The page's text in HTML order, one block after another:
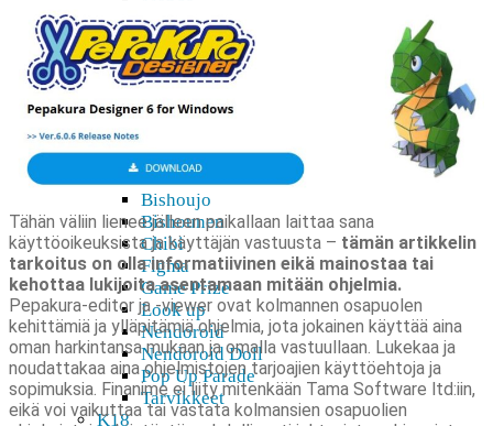
Taidekirjat & novellit
Digitaaliset tuotteet
3D-mallit
Pepakura
Doujin
Figuurit
Action figuurit
Akryylihahmot
Bishoujo
Bishounen
Chibi
Figma
Game Prize
Look up
Nendoroid
Nendoroid Doll
Pop Up Parade
Tarvikkeet
K18
Tähän väliin lienee jälleen paikallaan laittaa sana
käyttöoikeuksista ja käyttäjän vastuusta – tämän artikkelin
tarkoitus on olla informatiivinen eikä mainostaa tai
kehottaa lukijoita asentamaan mitään ohjelmia.
Pepakura-editor ja -viewer ovat kolmannen osapuolen
kehittämiä ja ylläpitämiä ohjelmia, jota jokainen käyttää aina
oman harkintansa mukaan ja omalla vastuullaan. Lukekaa ja
noudattakaa aina ohjelmistojen tarjoajien käyttöehtoja ja
sopimuksia. Finanime ei liity mitenkään Tama Software ltd:iin,
eikä voi vaikuttaa tai vastata kolmansien osapuolien